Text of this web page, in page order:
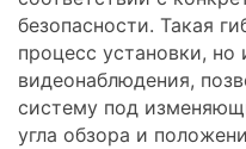
безопасности. Такая
процесс установки,
видеонаблюдения,
систему под
угла обзора и